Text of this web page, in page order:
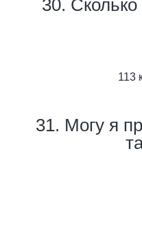
30.
113
31. Могу я